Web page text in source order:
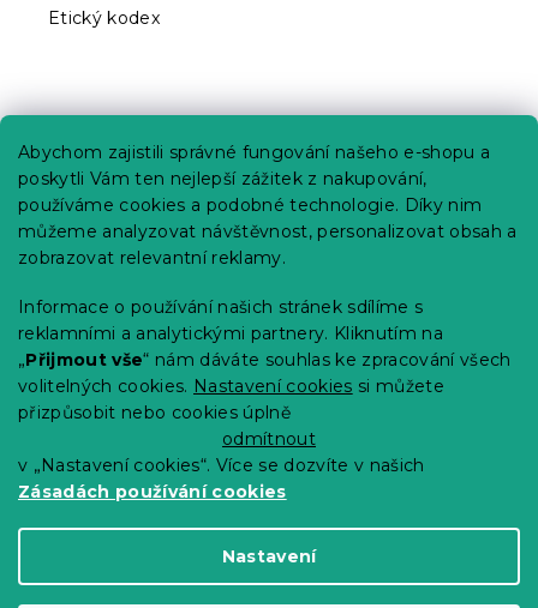
Abychom zajistili správné fungování našeho e-shopu a
poskytli Vám ten nejlepší zážitek z nakupování,
používáme cookies a podobné technologie. Díky nim
můžeme analyzovat návštěvnost, personalizovat obsah a
zobrazovat relevantní reklamy.
Informace o používání našich stránek sdílíme s
reklamními a analytickými partnery. Kliknutím na
„Přijmout vše“ nám dáváte souhlas ke zpracování všech
volitelných cookies. Nastavení cookies si můžete
přizpůsobit nebo cookies úplně
odmítnout
v „Nastavení cookies“. Více se dozvíte v našich
Zásadách používání cookies
Nastavení
Etický kodex
Kariéra
Poptávky a B2B spolupráce
Proč se u nás registrovat?
Věrnostní program - Sleva až 10 %
Návody
Tabulky velikostí
Blog
Vytvořil Shoptet Premium